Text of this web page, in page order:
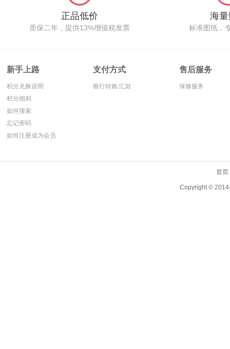
正品低价
质保二年，提供13%增值税发票
海
标准图纸，
新手上路
积分兑换说明
积分细则
如何搜索
忘记密码
如何注册成为会员
支付方式
银行转账/汇款
售后服务
保修服务
首页
Copyright ©